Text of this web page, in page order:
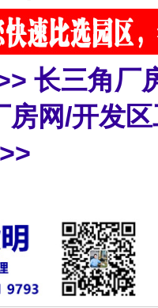
长三角厂
房网/开发
>>